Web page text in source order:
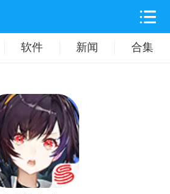
软件 新闻 合集
斗 休闲益智
对战 音乐舞蹈
养成